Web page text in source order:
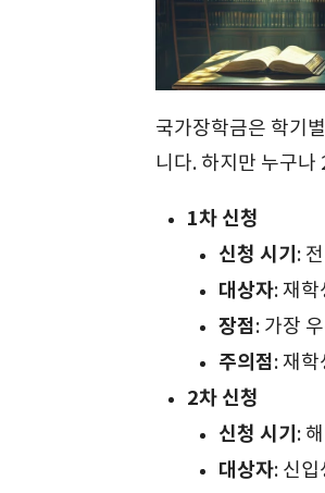
국가장학금은 학기
니다. 하지만 누구
1차 신청
신청 시기 :
대상자: 재
장점: 가장
주의점: 재학
2차 신청
신청 시기 :
대상자: 신